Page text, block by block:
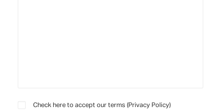
Check here to accept our terms (Privacy Policy)